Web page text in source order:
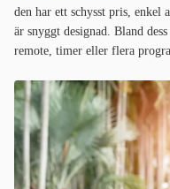
den har ett schysst pris, enkel
är snyggt designad. Bland
remote, timer eller flera